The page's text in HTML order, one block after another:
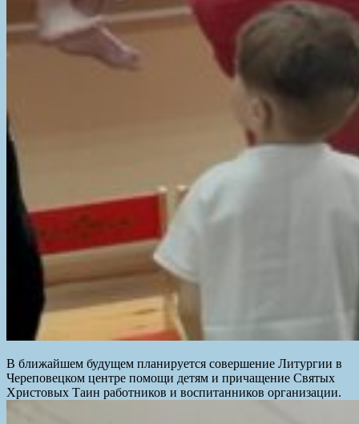
В ближайшем будущем планируется совершение Литургии в
Череповецком центре помощи детям и причащение Святых
Христовых Таин работников и воспитанников организации.